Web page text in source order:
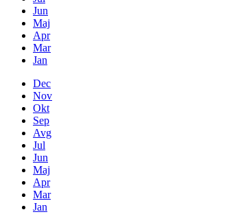
Jun
Maj
Apr
Mar
Jan
Dec
Nov
Okt
Sep
Avg
Jul
Jun
Maj
Apr
Mar
Jan